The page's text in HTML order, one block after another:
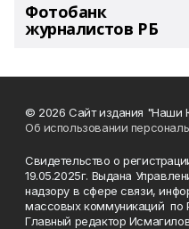
Фотобанк
журналистов РБ
© 2026 Сайт издания "Наши
Об использовании
Свидетельство о
19.05.2025г. Выдана
надзору в сфере связи,
массовых коммуникаций по
Главный редактор